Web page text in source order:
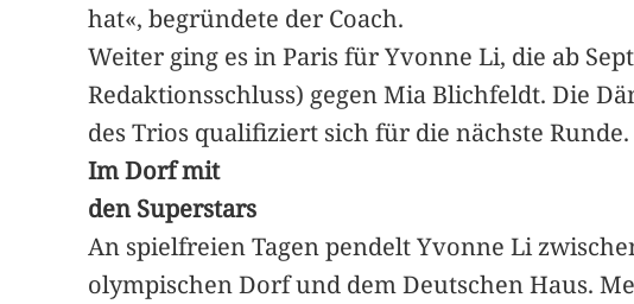
hat«, begründete der Coach.
Weiter ging es in Paris für Yvonne Li, die ab
Redaktionsschluss) gegen Mia Blichfeldt. Die
des Trios qualifiziert sich für die nächste Runde.
Im Dorf mit
den Superstars
An spielfreien Tagen pendelt Yvonne Li
olympischen Dorf und dem Deutschen Haus.